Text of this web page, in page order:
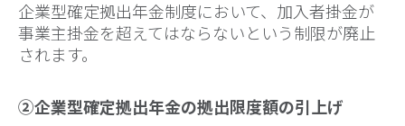
企業型確定拠出年金制度において、加入者掛金が
事業主掛金を超えてはならないという制限が廃止
されます。
②企業型確定拠出年金の拠出限度額の引上げ